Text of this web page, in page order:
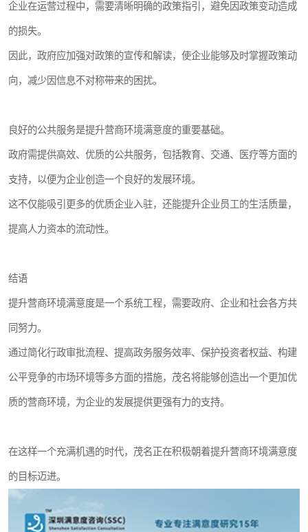
企业在运营过程中，需要清晰明确的政策指引，避免因政策变动造成
的损失。
因此，政府应加强对政策的宣传和解读，使企业能够及时掌握政策动
向，减少因信息不对称带来的困扰。
良好的公共服务是提升营商环境满意度的重要基础。
政府需提供高效、优质的公共服务，包括教育、交通、医疗等方面的
支持，以便为企业创造一个良好的发展环境。
这不仅能吸引更多的优质企业入驻，还能提升企业员工的生活质量，
提高人力资本的流动性。
结语
提升营商环境满意度是一个系统工程，需要政府、企业和社会各方共
同努力。
通过简化行政审批流程、提高政务服务效率、保护投资者权益、构建
公平竞争的市场环境等多方面的措施，茂名将能够创造出一个更加优
质的营商环境，为企业的发展提供更强有力的支持。
在这样一个充满机遇的时代，茂名正在积极朝着提升营商环境满意度
的目标迈进。